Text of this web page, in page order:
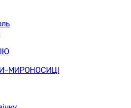
МИРОНОСИЦІ